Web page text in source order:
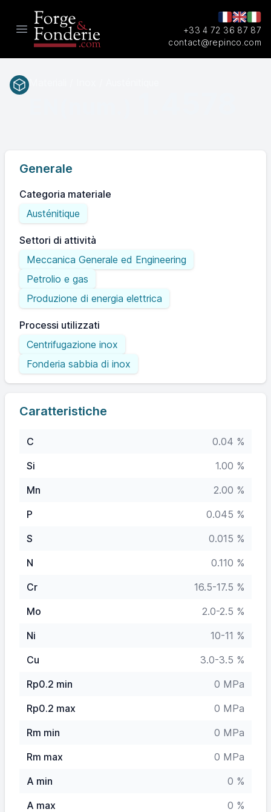
Open main menu
+33 4 72 36 87 87
contact@repinco.com
Generale
Categoria materiale
Austénitique
Settori di attività
Meccanica Generale ed Engineering
Petrolio e gas
Produzione di energia elettrica
Processi utilizzati
Centrifugazione inox
Fonderia sabbia di inox
Caratteristiche
C
0.04 %
Si
1.00 %
Mn
2.00 %
P
0.045 %
S
0.015 %
N
0.110 %
Cr
16.5-17.5 %
Mo
2.0-2.5 %
Ni
10-11 %
Cu
3.0-3.5 %
Rp0.2 min
0 MPa
Rp0.2 max
0 MPa
Rm min
0 MPa
Rm max
0 MPa
A min
0 %
A max
0 %